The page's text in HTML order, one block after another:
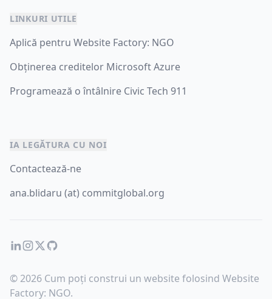
LINKURI UTILE
Aplică pentru Website Factory: NGO
Obținerea creditelor Microsoft Azure
Programează o întâlnire Civic Tech 911
IA LEGĂTURA CU NOI
Contactează-ne
ana.blidaru (at) commitglobal.org
LinkedIn
Instagram
TwitterGitHub
© 2026 Cum poți construi un website folosind Website
Factory: NGO.